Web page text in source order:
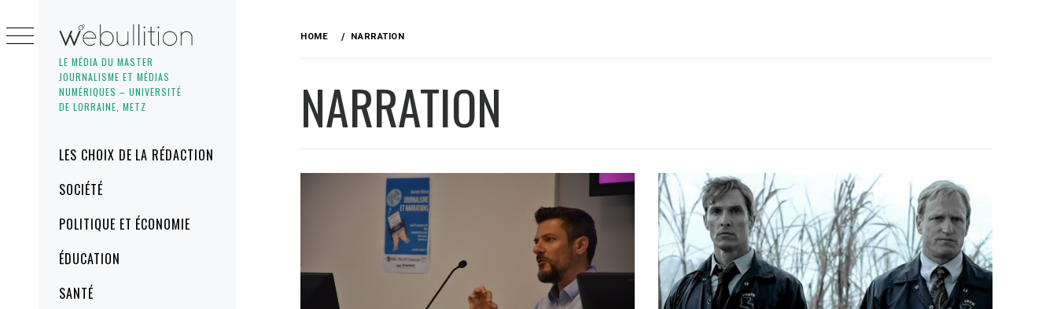
LE MÉDIA DU MASTER
JOURNALISME ET MÉDIAS
NUMÉRIQUES – UNIVERSITÉ
DE LORRAINE, METZ
MenuLES CHOIX DE LA RÉDACTION
SOCIÉTÉ
POLITIQUE ET ÉCONOMIE
ÉDUCATION
SANTÉ
to
content
HOME NARRATION
NARRATION